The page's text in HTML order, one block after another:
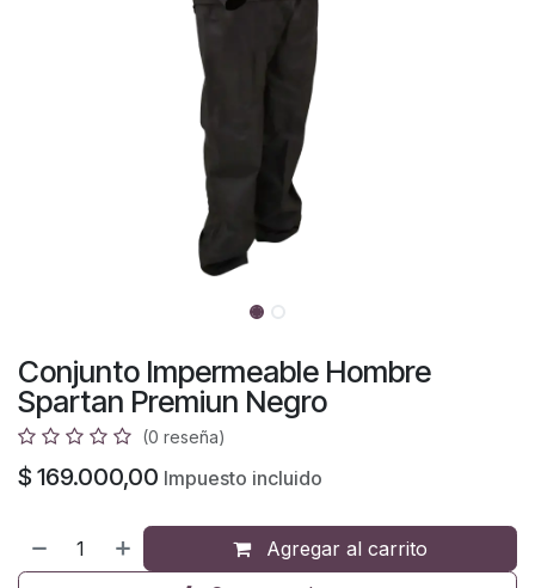
Conjunto Impermeable Hombre
Spartan Premiun Negro
(0 reseña)
$ 169.000,00 Impuesto incluido
Agregar al carrito